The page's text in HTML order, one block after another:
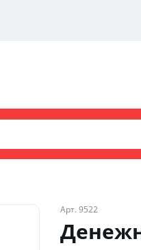
Арт. 9522